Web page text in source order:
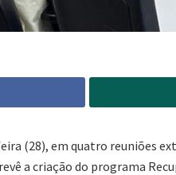
(28), em quatro reuniões
a criação do programa